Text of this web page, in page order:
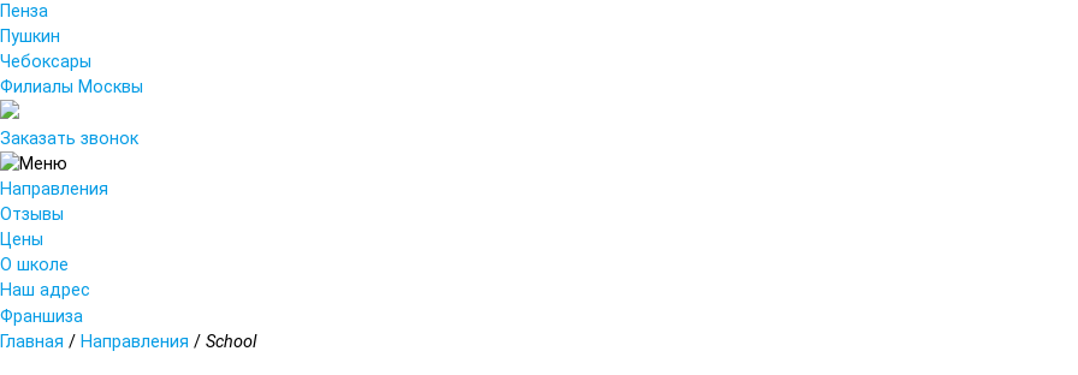
Пенза
Пушкин
Чебоксары
Филиалы Москвы
Заказать звонок
Направления
Отзывы
Цены
О школе
Наш адрес
Франшиза
Главная / Направления / School